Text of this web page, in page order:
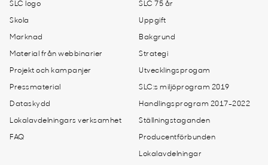
SLC logo
Skola
Marknad
Material från webbinarier
Projekt och kampanjer
Pressmaterial
Dataskydd
Lokalavdelningars verksamhet
FAQ
SLC 75 år
Uppgift
Bakgrund
Strategi
Utvecklingsprogam
SLC:s miljöprogram 2019
Handlingsprogram 2017-2022
Ställningstaganden
Producentförbunden
Lokalavdelningar